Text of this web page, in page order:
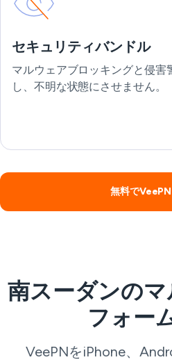
セキュリティバンドル
マルウェアブロッキングと侵害
し、不明な状態にさせません。
無料で
南スーダンの
フォー
VeePNをiPhone、